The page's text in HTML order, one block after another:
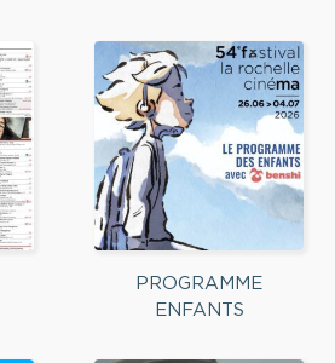
PROGRAMME
ENFANTS